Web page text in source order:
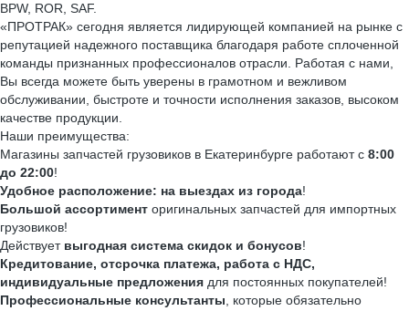
BPW, ROR, SAF.
«ПРОТРАК» сегодня является лидирующей компанией на рынке с
репутацией надежного поставщика благодаря работе сплоченной
команды признанных профессионалов отрасли. Работая с нами,
Вы всегда можете быть уверены в грамотном и вежливом
обслуживании, быстроте и точности исполнения заказов, высоком
качестве продукции.
Наши преимущества:
Магазины запчастей грузовиков в Екатеринбурге работают с 8:00
до 22:00!
Удобное расположение: на выездах из города!
Большой ассортимент оригинальных запчастей для импортных
грузовиков!
Действует выгодная система скидок и бонусов!
Кредитование, отсрочка платежа, работа с НДС,
индивидуальные предложения для постоянных покупателей!
Профессиональные консультанты , которые обязательно